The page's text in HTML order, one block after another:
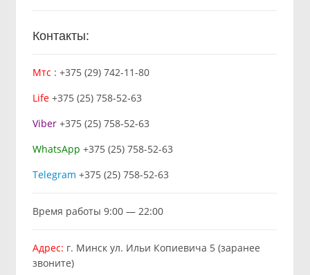
Контакты:
Мтс : +375 (29) 742-11-80
Life+375 (25) 758-52-63
Viber+375 (25) 758-52-63
WhatsApp +375 (25) 758-52-63
Telegram +375 (25) 758-52-63
Время работы 9:00 — 22:00
Адрес: г. Минск ул. Ильи Копиевича 5 (заранее
звоните)